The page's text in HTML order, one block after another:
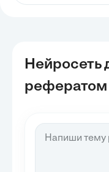
Нейросеть
рефератом